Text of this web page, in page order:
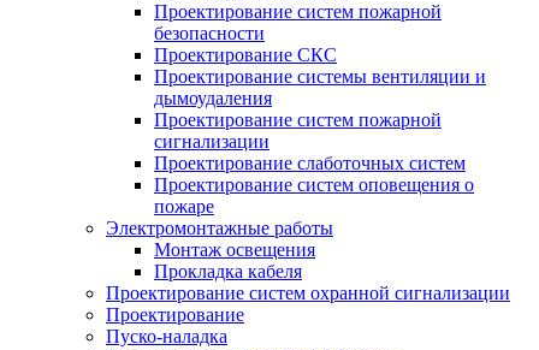
Проектирование систем пожарной
безопасности
Проектирование СКС
Проектирование системы вентиляции и
дымоудаления
Проектирование систем пожарной
сигнализации
Проектирование слаботочных систем
Проектирование систем оповещения о
пожаре
Электромонтажные работы
Монтаж освещения
Прокладка кабеля
Проектирование систем охранной сигнализации
Проектирование
Пуско-наладка